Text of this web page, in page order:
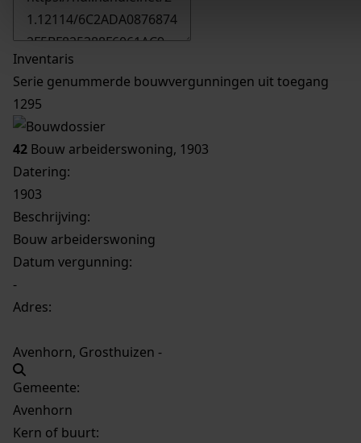
Inventaris
Serie genummerde bouwvergunningen uit toegang
1295
42 Bouw arbeiderswoning, 1903
Datering:
1903
Beschrijving:
Bouw arbeiderswoning
Datum vergunning:
-
Adres:
Avenhorn, Grosthuizen -
Gemeente:
Avenhorn
Kern of buurt: